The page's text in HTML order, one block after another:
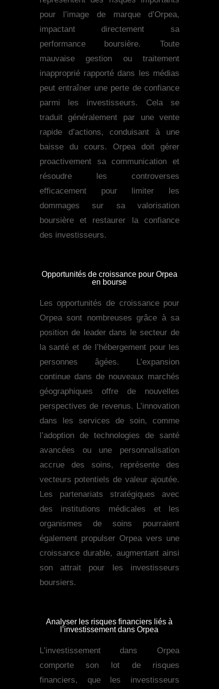
pour l’image de marque d’Orpea,
impactant directement sa
performance boursière. Toute
mauvaise gestion ou traitement
inapproprié rapporté dans les médias
peut entraîner une perte de confiance
parmi les investisseurs. Cela se
traduit généralement par une vente
rapide d’actions, conduisant à une
baisse du cours. Orpea doit gérer
proactivement sa communication et
résoudre les controverses
efficacement pour limiter les
dommages sur sa valorisation
boursière et restaurer la confiance
des investisseurs.
Opportunités de croissance pour Orpea
en bourse
Les opportunités de croissance pour
Orpea sont nombreuses grâce à sa
position de leader dans le secteur de
la santé et de l’hébergement pour les
personnes âgées. L’expansion
continue dans de nouveaux marchés
géographiques offre de nouvelles
perspectives de revenus. L’innovation
dans les services de soin, comme
l’adoption de technologies de santé
avancées ou une personnalisation
accrue des soins, représente des
vecteurs potentiels de valeur ajoutée.
Les partenariats stratégiques avec
des institutions médicales et les
organismes de soins pourraient
également propulser Orpea vers une
croissance durable, augmentant ainsi
son attrait pour les investisseurs
boursiers.
Analyser les risques financiers liés à
l’investissement dans Orpea
L’investissement dans Orpea
comporte son lot de risques
financiers, que les investisseurs